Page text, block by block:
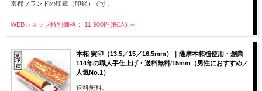
京都ブランドの印章（印鑑）です。
WEBショップ特別価格： 11,900円(税込) ～
本柘 実印（13.5／15／16.5mm）｜薩摩本柘植使用・創業
114年の職人手仕上げ・送料無料/15mm（男性におすすめ／
人気No.1）
送料無料。